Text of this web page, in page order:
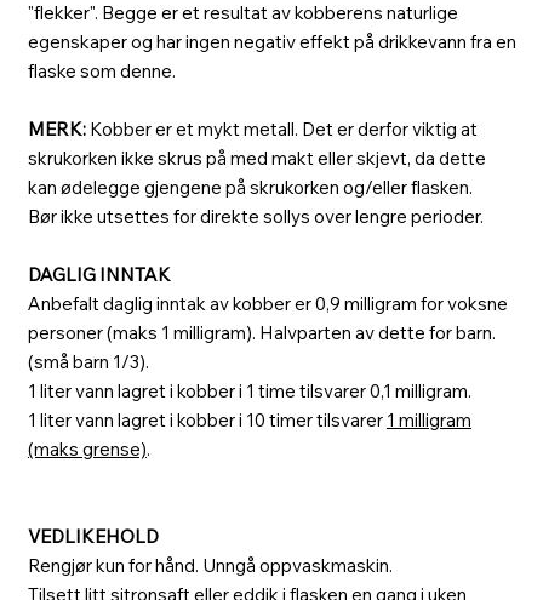
"flekker". Begge er et resultat av kobberens naturlige
egenskaper og har ingen negativ effekt på drikkevann fra en
flaske som denne.
MERK:Kobber er et mykt metall. Det er derfor viktig at
skrukorken ikke skrus på med makt eller skjevt, da dette
kan ødelegge gjengene på skrukorken og/eller flasken.
Bør ikke utsettes for direkte sollys over lengre perioder.
DAGLIG INNTAK
Anbefalt daglig inntak av kobber er 0,9 milligram for voksne
personer (maks 1 milligram). Halvparten av dette for barn.
(små barn 1/3).
1 liter vann lagret i kobber i 1 time tilsvarer 0,1 milligram.
1 liter vann lagret i kobber i 10 timer tilsvarer 1 milligram
(maks grense).
VEDLIKEHOLD
Rengjør kun for hånd. Unngå oppvaskmaskin.
Tilsett litt sitronsaft eller eddik i flasken en gang i uken